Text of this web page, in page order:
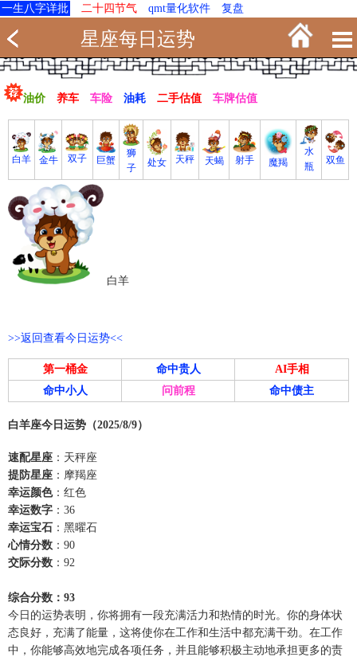
一生八字详批 二十四节气 qmt量化软件 复盘
星座每日运势
油价 养车 车险 油耗 二手估值 车牌估值
白羊 金牛 双子 巨蟹
狮
子
处女 天秤 天蝎 射手 魔羯
水
瓶
双鱼
白羊
>>返回查看今日运势<<
第一桶金 命中贵人
AI手相
命中小人
问前程 命中债主
白羊座今日运势（2025/8/9）
速配星座 ：天秤座
提防星座 ：摩羯座
幸运颜色：红色
幸运数字 ：36
幸运宝石 ：黑曜石
心情分数 ：90
交际分数 ：92
综合分数：93
今日的运势表明，你将拥有一段充满活力和热情的时光。你的身体状
态良好，充满了能量，这将使你在工作和生活中都充满干劲。在工作
中，你能够高效地完成各项任务，并且能够积极主动地承担更多的责